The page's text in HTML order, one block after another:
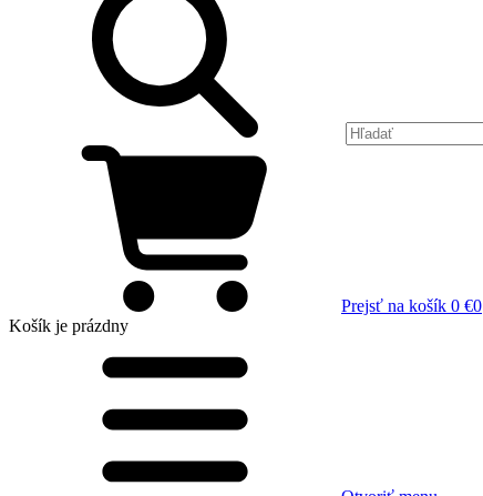
Prejsť na košík 0 €0
Košík je prázdny